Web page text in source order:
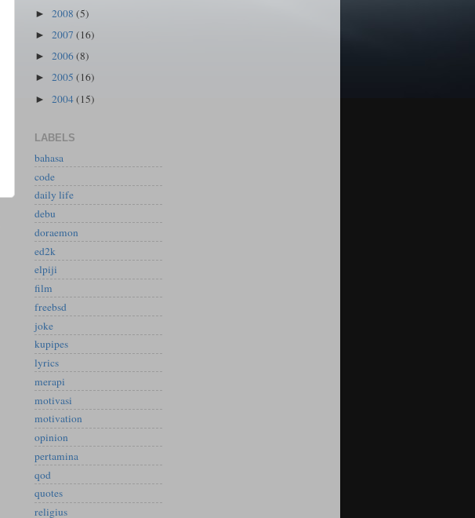
► 2008 (5)
► 2007 (16)
► 2006(8)
► 2005 (16)
► 2004(15)
LABELS
bahasa
code
daily life
debu
doraemon
ed2k
elpiji
film
freebsd
joke
kupipes
lyrics
merapi
motivasi
motivation
opinion
pertamina
qod
quotes
religius